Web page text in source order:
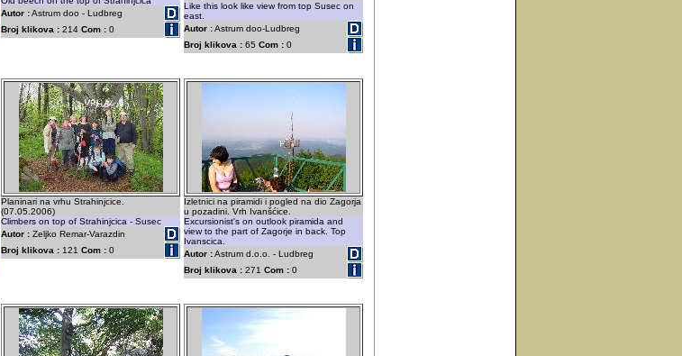
Autor :Astrum doo - Ludbreg
Broj klikova : 214 Com : 0
Like this look like view from top Susec on
east.
Autor :Astrum doo-Ludbreg
Broj klikova : 65 Com : 0
Planinari na vrhu Strahinjcice.
(07.05.2006)
Climbers on top of Strahinjcica - Susec
Autor : Zeljko Remar-Varazdin
Broj klikova : 121 Com : 0
Izletnici na piramidi i pogled na dio Zagorja
u pozadini. Vrh Ivanšćice.
Excursionist's on outlook piramida and
view to the part of Zagorje in back. Top
Ivanscica.
Autor :Astrum d.o.o. - Ludbreg
Broj klikova : 271 Com : 0